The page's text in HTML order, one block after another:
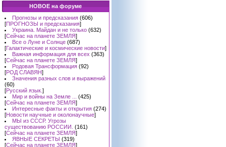
НОВОЕ на форуме
Прогнозы и предсказания (606)
[ПРОГНОЗЫ и предсказания]
Украина. Майдан и не только (632)
[Сейчас на планете ЗЕМЛЯ]
Все о Луне и Солнце (687)
[Галактические и космические новости]
Важная информация для всех (363)
[Сейчас на планете ЗЕМЛЯ]
Родовая Трансформация (92)
[РОД СЛАВЯН]
Значения разных слов и выражений
(60)
[Русский язык. ]
Мир и войны на Земле ...
(425)
[Сейчас на планете ЗЕМЛЯ]
Интересные факты и открытия (274)
[Новости научные и околонаучные]
МЫ из СССР. Угрозы
существованию РОССИИ. (161)
[Сейчас на планете ЗЕМЛЯ]
ЯВНЫЕ СЕКРЕТЫ (319)
[Сейчас на планете ЗЕМЛЯ]